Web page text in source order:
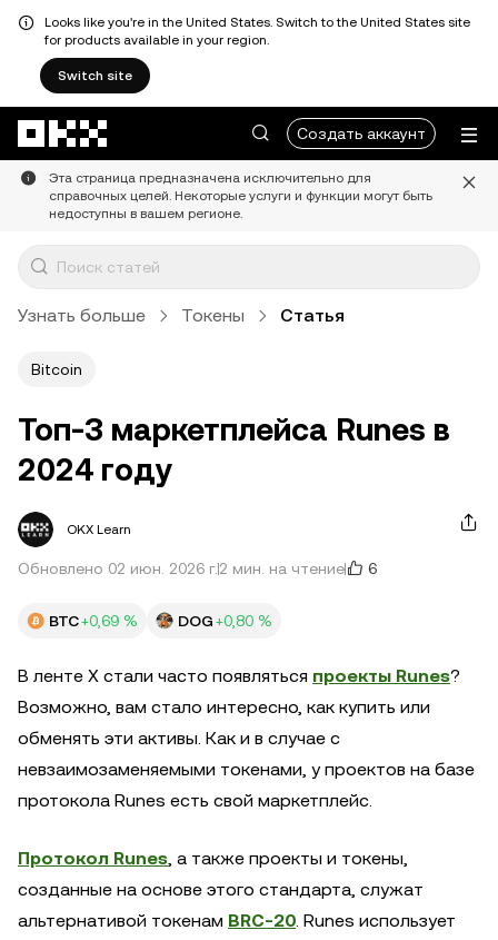
Looks like you're in the United States. Switch to the United States site
for products available in your region.
Switch site
Создать аккаунт
Эта страница предназначена исключительно для
справочных целей. Некоторые услуги и функции могут быть
недоступны в вашем регионе.
Узнать больше Токены Статья
Bitcoin
Топ-3 маркетплейса Runes в
2024 году
OKX Learn
Обновлено 02 июн. 2026 г. 2 мин. на чтение 6
BTC+0,69 % DOG+0,80 %
В ленте X стали часто появляться проекты Runes?
Возможно, вам стало интересно, как купить или
обменять эти активы. Как и в случае с
невзаимозаменяемыми токенами, у проектов на базе
протокола Runes есть свой маркетплейс.
Протокол Runes, а также проекты и токены,
созданные на основе этого стандарта, служат
альтернативой токенам BRC-20. Runes использует